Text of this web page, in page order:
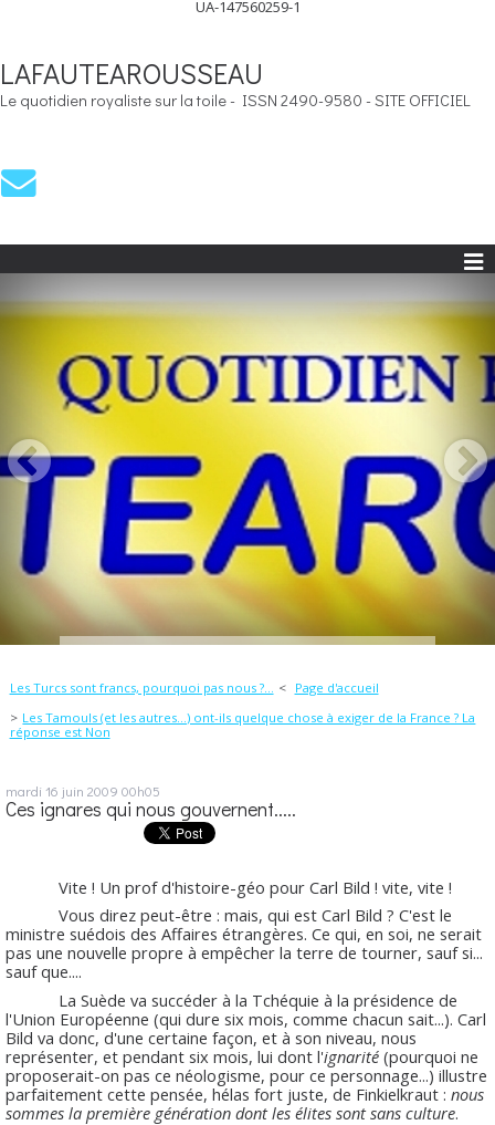
UA-147560259-1
LAFAUTEAROUSSEAU
Le quotidien royaliste sur la toile - ISSN 2490-9580 - SITE OFFICIEL
Les Turcs sont francs, pourquoi pas nous ?...
Page d'accueil
Les Tamouls (et les autres...) ont-ils quelque chose à exiger de la France ? La
réponse est Non
mardi 16 juin 2009 00h05
Ces ignares qui nous gouvernent.....
Vite ! Un prof d'histoire-géo pour Carl Bild ! vite, vite !
Vous direz peut-être : mais, qui est Carl Bild ? C'est le
ministre suédois des Affaires étrangères. Ce qui, en soi, ne serait
pas une nouvelle propre à empêcher la terre de tourner, sauf si...
sauf que....
La Suède va succéder à la Tchéquie à la présidence de
l'Union Européenne (qui dure six mois, comme chacun sait...). Carl
Bild va donc, d'une certaine façon, et à son niveau, nous
représenter, et pendant six mois, lui dont l'ignarité (pourquoi ne
proposerait-on pas ce néologisme, pour ce personnage...) illustre
parfaitement cette pensée, hélas fort juste, de Finkielkraut : nous
sommes la première génération dont les élites sont sans culture.